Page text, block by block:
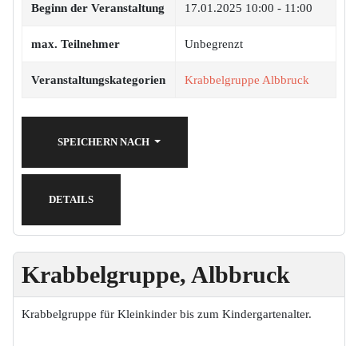
Beginn der Veranstaltung 17.01.2025 10:00 - 11:00
max. Teilnehmer Unbegrenzt
Veranstaltungskategorien Krabbelgruppe Albbruck
SPEICHERN NACH
DETAILS
Krabbelgruppe, Albbruck
Krabbelgruppe für Kleinkinder bis zum Kindergartenalter.